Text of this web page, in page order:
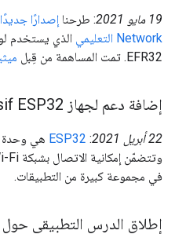
‫19 مايو 2021 : طرحنا
Network التعليمي
EFR32. تمت المساهمة من قِبل
إضافة دعم لجهاز Espressif ESP32
‫22 أبريل 2021 :
ESP32
في مجموعة كبيرة من التطبيقات.
إطلاق الدرس التطبيقي حول